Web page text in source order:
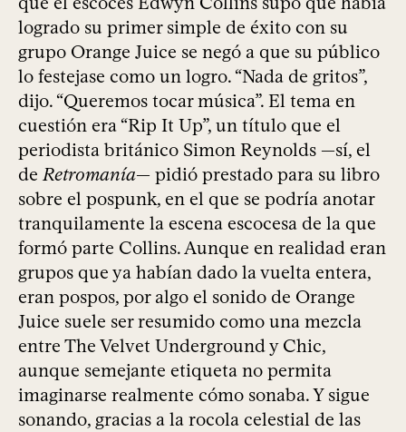
logrado su primer simple de éxito con su
grupo Orange Juice se negó a que su público
lo festejase como un logro. “Nada de gritos”,
dijo. “Queremos tocar música”. El tema en
cuestión era “Rip It Up”, un título que el
periodista británico Simon Reynolds —sí, el
deRetromanía— pidió prestado para su libro
sobre el pospunk, en el que se podría anotar
tranquilamente la escena escocesa de la que
formó parte Collins. Aunque en realidad eran
grupos que ya habían dado la vuelta entera,
eran pospos, por algo el sonido de Orange
Juice suele ser resumido como una mezcla
entre The Velvet Underground y Chic,
aunque semejante etiqueta no permita
imaginarse realmente cómo sonaba. Y sigue
sonando, gracias a la rocola celestial de las